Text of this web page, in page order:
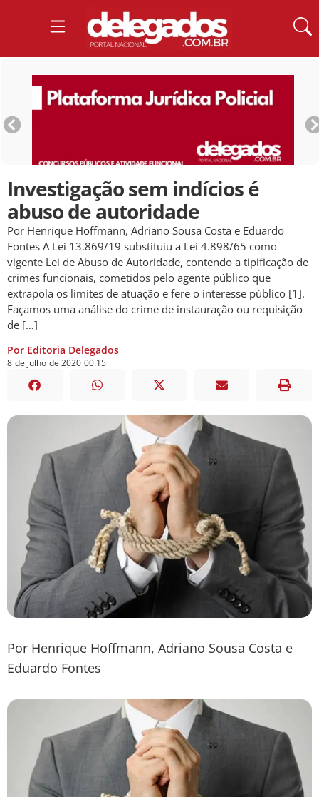
Investigação sem indícios é
abuso de autoridade
Por Henrique Hoffmann, Adriano Sousa Costa e Eduardo
Fontes A Lei 13.869/19 substituiu a Lei 4.898/65 como
vigente Lei de Abuso de Autoridade, contendo a tipificação de
crimes funcionais, cometidos pelo agente público que
extrapola os limites de atuação e fere o interesse público [1].
Façamos uma análise do crime de instauração ou requisição
de […]
Por Editoria Delegados
8 de julho de 2020 00:15
Por Henrique Hoffmann, Adriano Sousa Costa e
Eduardo Fontes